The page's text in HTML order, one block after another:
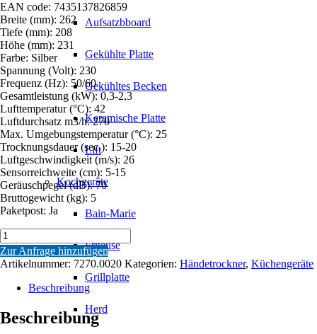
Aufsatzbboard
Gekühlte Platte
Gekühltes Becken
Keramische Platte
Lift
Kochgeräte
Bain-Marie
Friteuse
Grillplatte
Herd
EAN code: 7435137826859
Breite (mm): 262
Tiefe (mm): 208
Höhe (mm): 231
Farbe: Silber
Spannung (Volt): 230
Frequenz (Hz): 50/60
Gesamtleistung (kW): 0,3-2,3
Lufttemperatur (°C): 42
Luftdurchsatz m3/h: 270
Max. Umgebungstemperatur (°C): 25
Trocknungsdauer (sec.): 15-20
Luftgeschwindigkeit (m/s): 26
Sensorreichweite (cm): 5-15
Geräuschpegel (dB): 70
Bruttogewicht (kg): 5
Paketpost: Ja
HÄNDETROCKNER
HD-
05
Zur Anfrage hinzufügen
Artikelnummer: 7270.0020 Kategorien: Händetrockner, Küchengeräte
Beschreibung
Beschreibung